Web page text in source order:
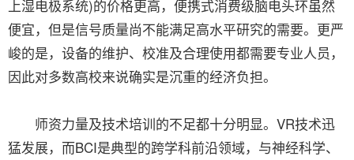
上湿电极系统)的价格更高，便携式消费级脑电头环虽然
便宜，但是信号质量尚不能满足高水平研究的需要。更严
峻的是，设备的维护、校准及合理使用都需要专业人员，
因此对多数高校来说确实是沉重的经济负担。
师资力量及技术培训的不足都十分明显。VR技术迅
猛发展，而BCI是典型的跨学科前沿领域，与神经科学、